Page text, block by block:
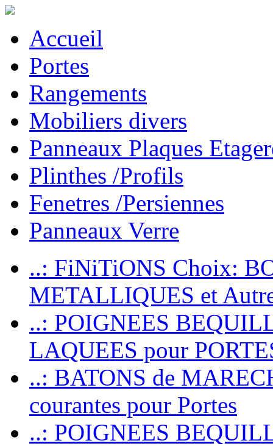
Accueil
Portes
Rangements
Mobiliers divers
Panneaux Plaques
Plinthes /Profils
Fenetres /Persiennes
Panneaux Verre
..: FiNiTiONS Choix:
METALLIQUES et
..: POIGNEES
LAQUEES pour
..: BATONS de
courantes pour Portes
..: POIGNEES